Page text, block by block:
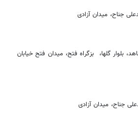
جناح، میدان آزادی
بلوار گلها، بزگراه فتح، میدان فتح خیابان
جناح، میدان آزادی